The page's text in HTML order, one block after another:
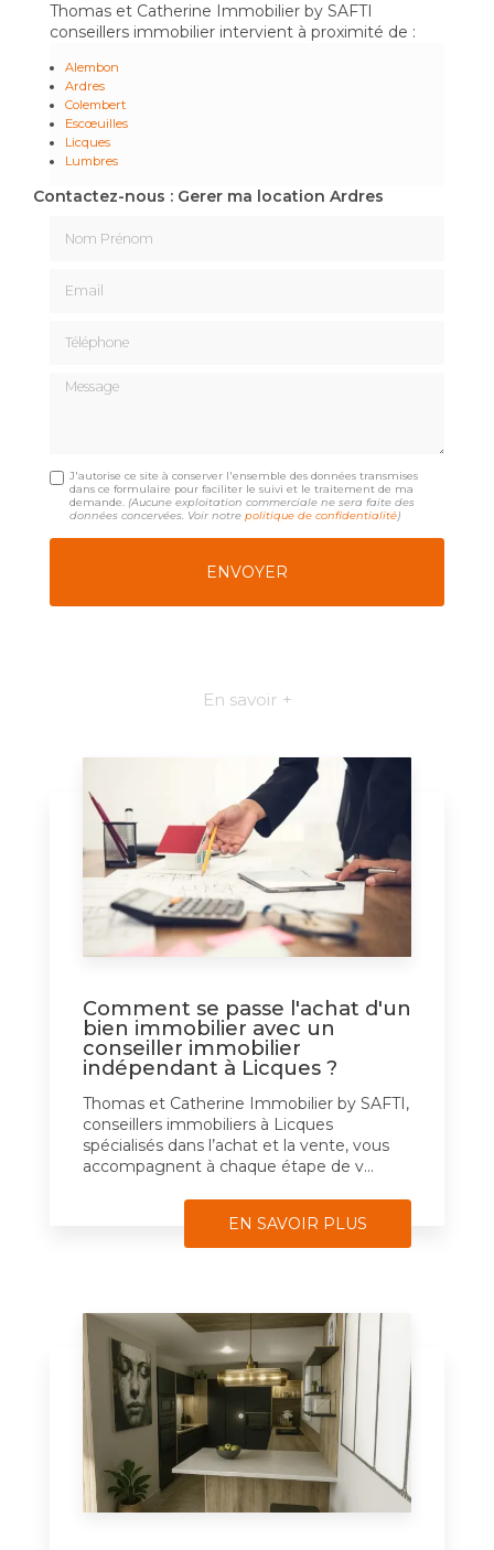
Thomas et Catherine Immobilier by SAFTI
conseillers immobilier intervient à proximité de :
Alembon
Ardres
Colembert
Escœuilles
Licques
Lumbres
Contactez-nous : Gerer ma location Ardres
Message
J'autorise ce site à conserver l'ensemble des données transmises
dans ce formulaire pour faciliter le suivi et le traitement de ma
demande. (Aucune exploitation commerciale ne sera faite des
données concervées. Voir notrepolitique de confidentialité)
En savoir +
Comment se passe l'achat d'un
bien immobilier avec un
conseiller immobilier
indépendant à Licques ?
Thomas et Catherine Immobilier by SAFTI,
conseillers immobiliers à Licques
spécialisés dans l’achat et la vente, vous
accompagnent à chaque étape de v...
EN SAVOIR PLUS